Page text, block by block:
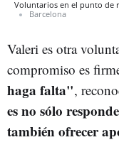
Voluntarios en el punto de
Barcelona
Valeri es otra
compromiso es
haga falta",
es no sólo
también ofrecer